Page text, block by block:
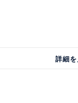
詳細